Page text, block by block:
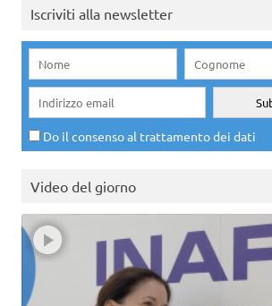
Iscriviti alla newsletter
Do il consenso al trattamento dei dati
Video del giorno